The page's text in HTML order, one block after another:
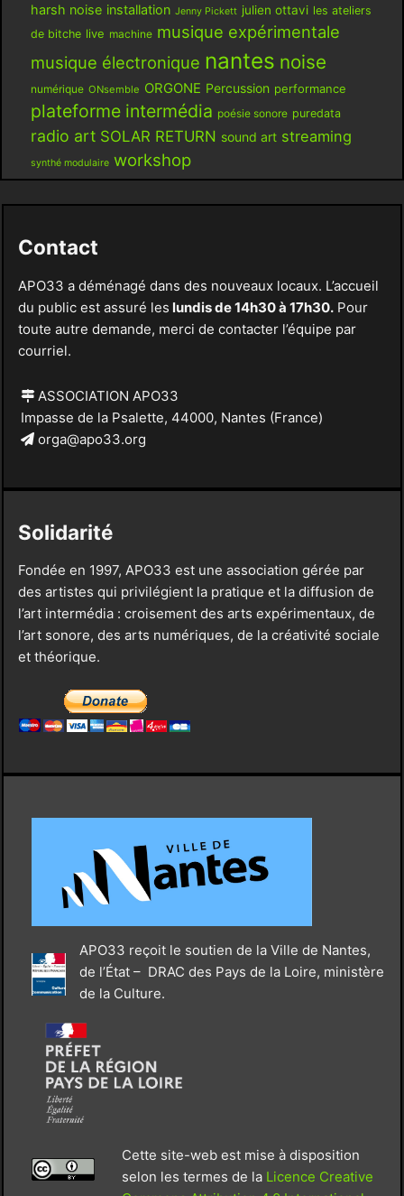
harsh noise installation Jenny Pickett julien ottavi les ateliers
de bitche live machine musique expérimentale
musique électronique nantes noise
numérique ONsemble ORGONE Percussion performance
plateforme intermédia poésie sonore puredata
radio art SOLAR RETURN sound art streaming
synthé modulaire workshop
Contact
APO33 a déménagé dans des nouveaux locaux. L’accueil
du public est assuré les lundis de 14h30 à 17h30.Pour
toute autre demande, merci de contacter l’équipe par
courriel.
ASSOCIATION APO33
Impasse de la Psalette, 44000, Nantes (France)
orga@apo33.org
Solidarité
Fondée en 1997, APO33 est une association gérée par
des artistes qui privilégient la pratique et la diffusion de
l’art intermédia : croisement des arts expérimentaux, de
l’art sonore, des arts numériques, de la créativité sociale
et théorique.
APO33 reçoit le soutien de la Ville de Nantes,
de l’État – DRAC des Pays de la Loire, ministère
de la Culture.
Cette site-web est mise à disposition
selon les termes de la Licence Creative